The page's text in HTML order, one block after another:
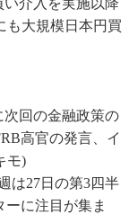
い介入を実施以降
も大規模日本円買
次回の金融政策の
高官の発言、イ
モ)
は27日の第3四半
ーに注目が集ま